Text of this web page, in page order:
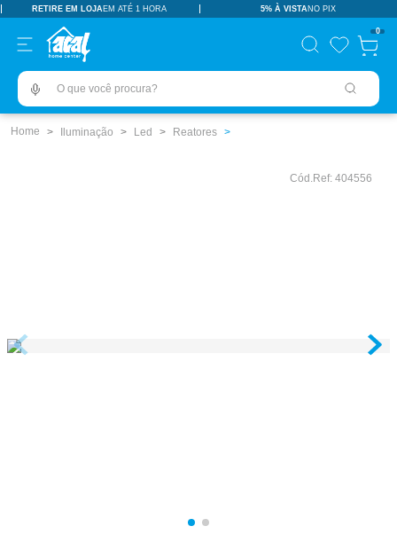
RETIRE EM LOJAEM ATÉ 1 HORA 5% À VISTANO PIX
0
O que você procura?
Iluminação Led Reatores
Cód.Ref: 404556
TERMOS MAIS BUSCADOS
pisos revestimentos
º ceramica
tinta
10